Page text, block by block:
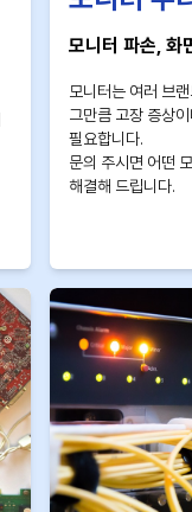
모니터 파손, 화
모니터는 여러 브
그만큼 고장 증상
필요합니다.
문의 주시면 어떤
해결해 드립니다.